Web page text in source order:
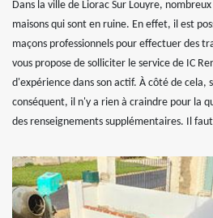
Dans la ville de Liorac Sur Louyre,
maisons qui sont en ruine. En effet, il est
maçons professionnels pour effectuer des
vous propose de solliciter le service de IC
d'expérience dans son actif. À côté de cela,
conséquent, il n'y a rien à craindre pour la
des renseignements supplémentaires. Il